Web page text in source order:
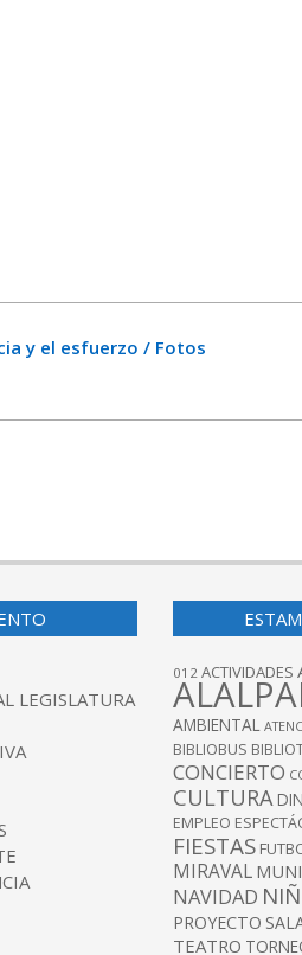
y el esfuerzo / Fotos
LEGISLATURA
012 ACTIVIDADES
AMBIENTAL
BIBLIOBUS
CONCIERTO
CULTURA
EMPLEO
FIESTAS
MIRAVAL
NAVIDAD
PROYECTO
TEATRO